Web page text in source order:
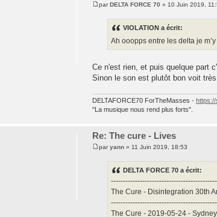
parDELTA FORCE 70 » 10 Juin 2019,
VIOLATION a écrit:
Ah ooopps entre les delta je
Ce n'est rien, et puis quelque part
Sinon le son est plutôt bon voit
DELTAFORCE70 ForTheMasses -
"La musique nous rend plus forts".
Re: The cure - Lives
paryann » 11 Juin 2019, 18:53
DELTA FORCE 70 a écrit:
The Cure - Disintegration 30th
The Cure - 2019-05-24 -